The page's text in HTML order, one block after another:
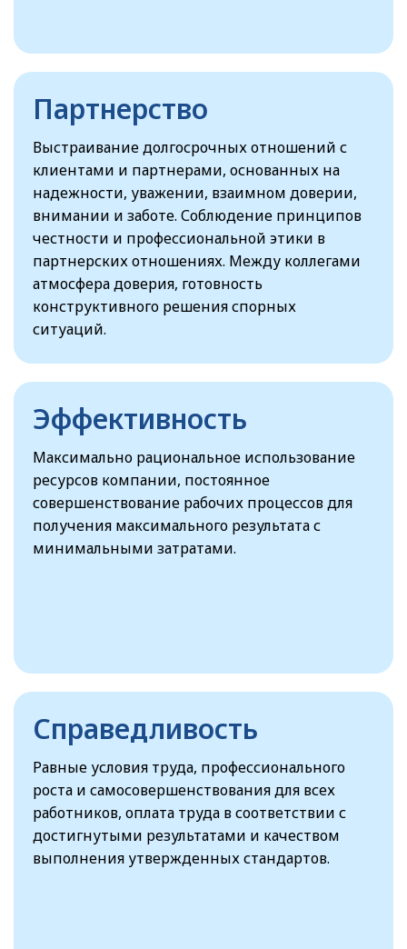
Партнерство
Выстраивание долгосрочных отношений с
клиентами и партнерами, основанных на
надежности, уважении, взаимном доверии,
внимании и заботе. Соблюдение принципов
честности и профессиональной этики в
партнерских отношениях. Между коллегами
атмосфера доверия, готовность
конструктивного решения спорных
ситуаций.
Эффективность
Максимально рациональное использование
ресурсов компании, постоянное
совершенствование рабочих процессов для
получения максимального результата с
минимальными затратами.
Справедливость
Равные условия труда, профессионального
роста и самосовершенствования для всех
работников, оплата труда в соответствии с
достигнутыми результатами и качеством
выполнения утвержденных стандартов.